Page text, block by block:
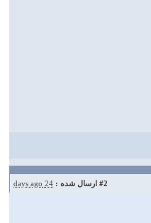
#2 ارسال شده : 24 days ago